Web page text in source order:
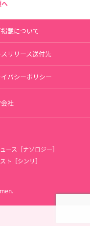
へ
載について
リリース送付先
バシーポリシー
社
ース［ナゾロジー］
ト［シンリ］